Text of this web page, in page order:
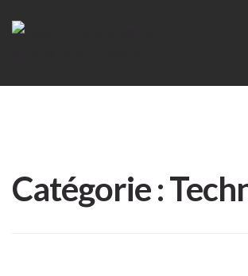
Skip
Skip
Catégorie :